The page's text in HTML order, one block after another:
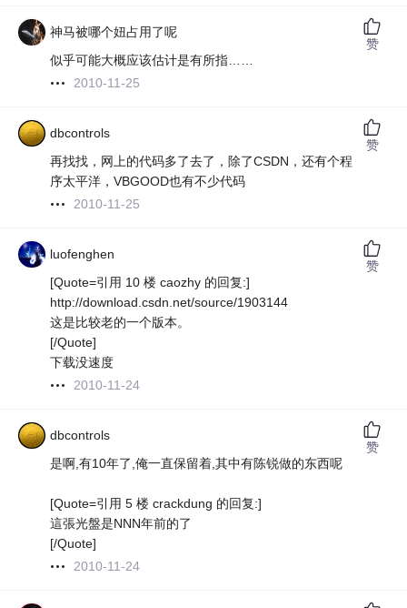
神马被哪个妞占用了呢
似乎可能大概应该估计是有所指……
2010-11-25
赞
dbcontrols
再找找，网上的代码多了去了，除了CSDN，还有个程
序太平洋，VBGOOD也有不少代码
2010-11-25
赞
luofenghen
[Quote=引用 10 楼 caozhy 的回复:]
http://download.csdn.net/source/1903144
这是比较老的一个版本。
[/Quote]
下载没速度
2010-11-24
赞
dbcontrols
是啊,有10年了,俺一直保留着,其中有陈锐做的东西呢
[Quote=引用 5 楼 crackdung 的回复:]
這張光盤是NNN年前的了
[/Quote]
2010-11-24
赞